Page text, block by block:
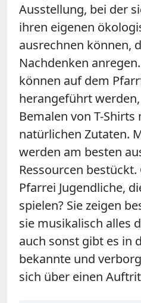
Ausstellung, bei der
ihren eigenen
ausrechnen können,
Nachdenken
können auf dem
herangeführt
Bemalen von T-Shirts
natürlichen Zutaten.
werden am besten
Ressourcen
Pfarrei Jugendliche,
spielen? Sie zeigen
sie musikalisch alles
auch sonst gibt es in
bekannte und
sich über einen